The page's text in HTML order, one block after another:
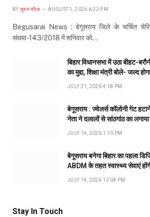
BY सुमन सौरब AUGUST 1, 2026 6:22 PM
Begusarai News : बेगूसराय जिले के चर्चित
संख्या-143/2018 में शनिवार को…
बिहार विधानसभा में उठा बीहट-
का मुद्दा, शिक्षा मंत्री बोले- जल्द
JULY 21, 2026 4:18 PM
बेगूसराय : ज्वेलर्स कॉलोनी गेट
नेता ने दलालों से सांठगांठ का
JULY 14, 2026 1:10 PM
बेगूसराय बनेगा बिहार का पहला
ABDM के तहत स्वास्थ्य सेवाएं
JULY 14, 2026 12:04 PM
Stay In Touch